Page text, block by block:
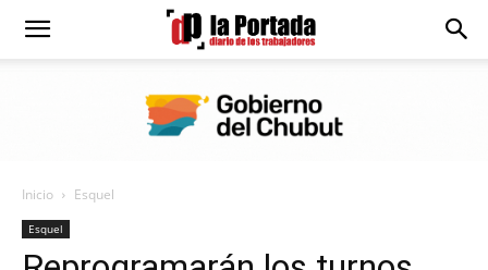
Diario
Portada
Inicio Esquel
Esquel